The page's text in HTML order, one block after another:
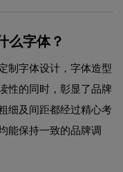
么字体？
制字体设计，字体造型
性的同时，彰显了品牌
细及间距都经过精心考
能保持一致的品牌调